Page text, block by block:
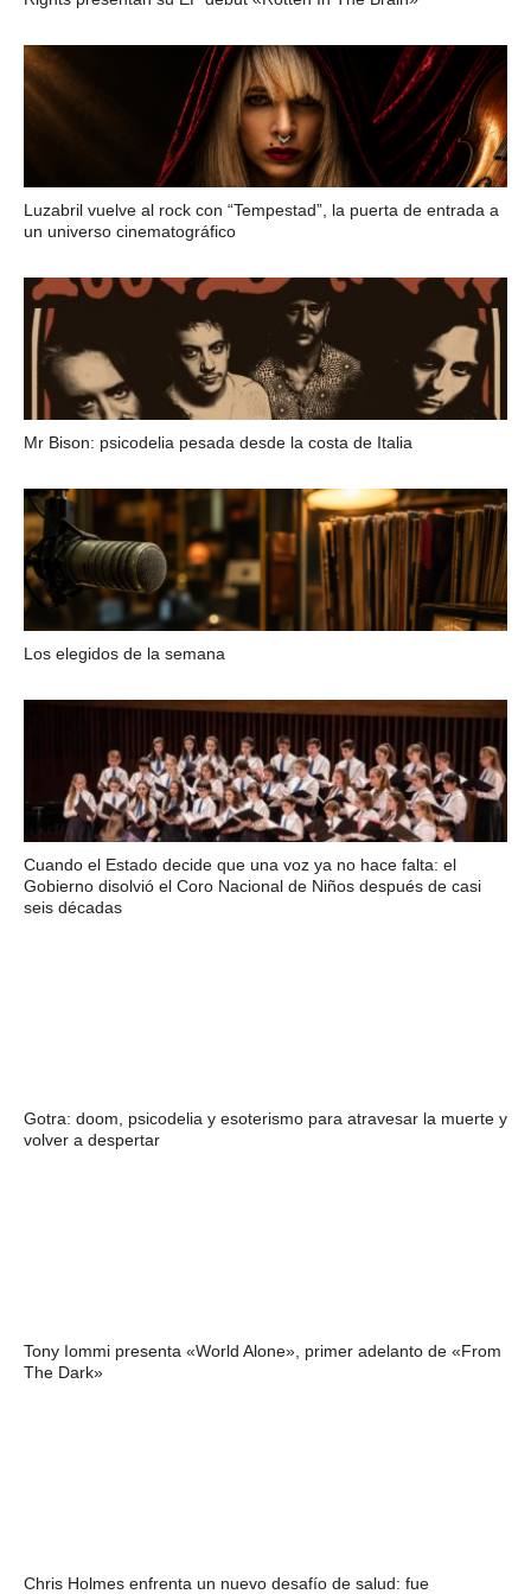
Luzabril vuelve al rock con “Tempestad”, la puerta de entrada a
un universo cinematográfico
Mr Bison: psicodelia pesada desde la costa de Italia
Los elegidos de la semana
Cuando el Estado decide que una voz ya no hace falta: el
Gobierno disolvió el Coro Nacional de Niños después de casi
seis décadas
Gotra: doom, psicodelia y esoterismo para atravesar la muerte y
volver a despertar
Tony Iommi presenta «World Alone», primer adelanto de «From
The Dark»
Chris Holmes enfrenta un nuevo desafío de salud: fue